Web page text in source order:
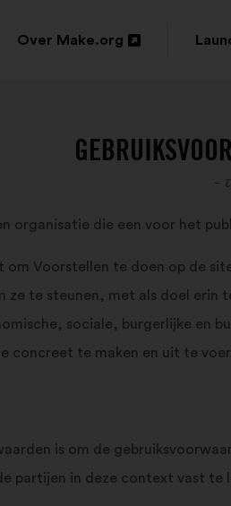
Over Make.org
nieuw
-
organisatie die een voor het
om Voorstellen te doen op de
ze te steunen, met als doel erin
sociale, burgerlijke en
concreet te maken en uit te
is om de
partijen in deze context vast te